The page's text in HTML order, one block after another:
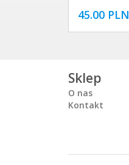
45.00 PLN
Sklep
O nas
Kontakt